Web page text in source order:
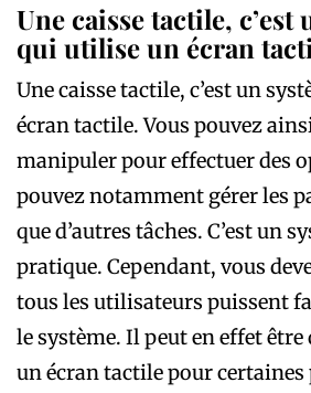
Une caisse tactile, c’est
qui utilise un écran
Une caisse tactile, c’est un
écran tactile. Vous pouvez
manipuler pour effectuer des
pouvez notamment gérer les
que d’autres tâches. C’est un
pratique. Cependant, vous
tous les utilisateurs puissent
le système. Il peut en effet
un écran tactile pour certaines